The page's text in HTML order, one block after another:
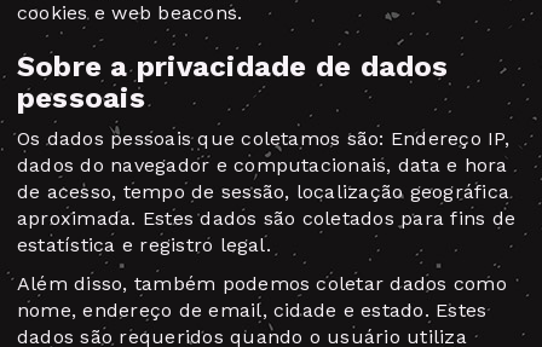
cookies e web beacons.
Sobre a privacidade de dados
pessoais
Os dados pessoais que coletamos são: Endereço IP,
dados do navegador e computacionais, data e hora
de acesso, tempo de sessão, localização geográfica
aproximada. Estes dados são coletados para fins de
estatística e registro legal.
Além disso, também podemos coletar dados como
nome, endereço de email, cidade e estado. Estes
dados são requeridos quando o usuário utiliza